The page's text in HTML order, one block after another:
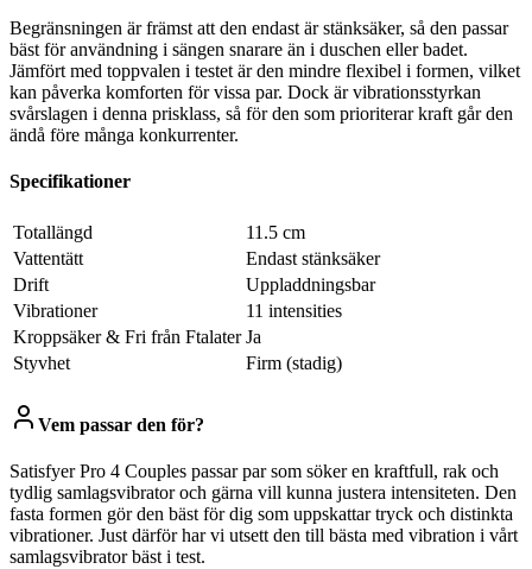
Begränsningen är främst att den endast är stänksäker, så den passar
bäst för användning i sängen snarare än i duschen eller badet.
Jämfört med toppvalen i testet är den mindre flexibel i formen, vilket
kan påverka komforten för vissa par. Dock är vibrationsstyrkan
svårslagen i denna prisklass, så för den som prioriterar kraft går den
ändå före många konkurrenter.
Specifikationer
Totallängd
11.5 cm
Vattentätt
Endast stänksäker
Drift
Uppladdningsbar
Vibrationer
11 intensities
Kroppsäker & Fri från Ftalater Ja
Styvhet
Firm (stadig)
Vem passar den för?
Satisfyer Pro 4 Couples passar par som söker en kraftfull, rak och
tydlig samlagsvibrator och gärna vill kunna justera intensiteten. Den
fasta formen gör den bäst för dig som uppskattar tryck och distinkta
vibrationer. Just därför har vi utsett den till bästa med vibration i vårt
samlagsvibrator bäst i test.